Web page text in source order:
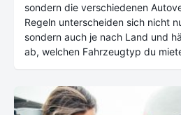
sondern die verschiedenen
Regeln unterscheiden sich nicht
sondern auch je nach Land und
ab, welchen Fahrzeugtyp du